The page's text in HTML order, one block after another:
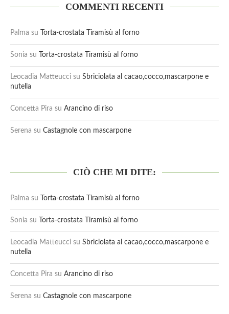
COMMENTI RECENTI
Palma su Torta-crostata Tiramisù al forno
Sonia su Torta-crostata Tiramisù al forno
Leocadia Matteucci su Sbriciolata al cacao,cocco,mascarpone e
nutella
Concetta Pira su Arancino di riso
Serena su Castagnole con mascarpone
CIÒ CHE MI DITE:
Palma su Torta-crostata Tiramisù al forno
Sonia su Torta-crostata Tiramisù al forno
Leocadia Matteucci su Sbriciolata al cacao,cocco,mascarpone e
nutella
Concetta Pira su Arancino di riso
Serena su Castagnole con mascarpone